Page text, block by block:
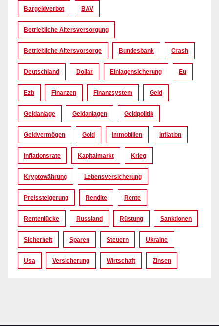
Bargeldverbot BAV
Betriebliche Altersversorgung
Betriebliche Altersvorsorge Bundesbank Crash
Deutschland Dollar Einlagensicherung Eu
Ezb Finanzen Finanzsystem Geld
Geldanlage Geldanlagen Geldpolitik
Geldvermögen Gold Immobilien Inflation
Inflationsrate Kapitalmarkt Krieg
Kryptowährung Lebensversicherung
Preissteigerung Rendite Rente
Rentenlücke Russland Rüstung Sanktionen
Sicherheit Sparen Steuern Ukraine
Usa Versicherung Wirtschaft Zinsen